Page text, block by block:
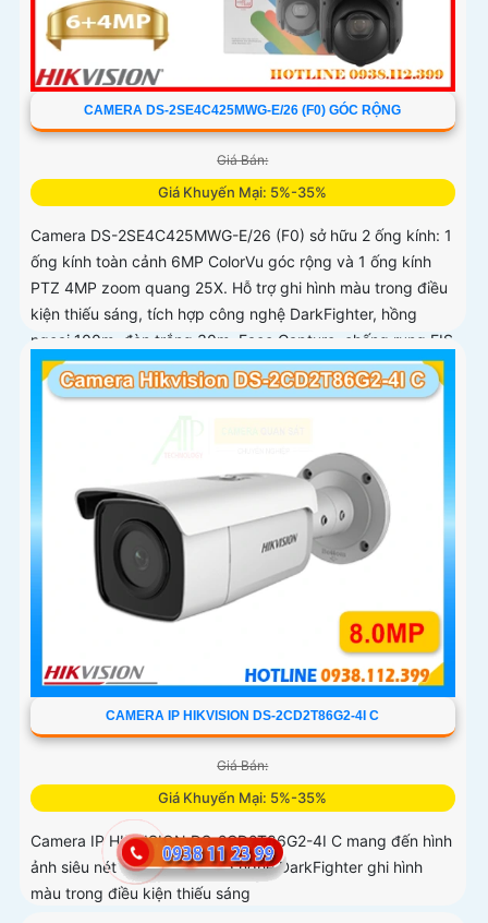
CAMERA DS-2SE4C425MWG-E/26 (F0) GÓC RỘNG
Giá Bán:
Giá Khuyến Mại: 5%-35%
Camera DS-2SE4C425MWG-E/26 (F0) sở hữu 2 ống kính: 1
ống kính toàn cảnh 6MP ColorVu góc rộng và 1 ống kính
PTZ 4MP zoom quang 25X. Hỗ trợ ghi hình màu trong điều
kiện thiếu sáng, tích hợp công nghệ DarkFighter, hồng
ngoại 100m, đèn trắng 30m, Face Capture, chống rung EIS
và chuẩn nén H
CAMERA IP HIKVISION DS-2CD2T86G2-4I C
Giá Bán:
Giá Khuyến Mại: 5%-35%
Camera IP HIKVISION DS-2CD2T86G2-4I C mang đến hình
ảnh siêu nét 8MP cùng công nghệ DarkFighter ghi hình
màu trong điều kiện thiếu sáng